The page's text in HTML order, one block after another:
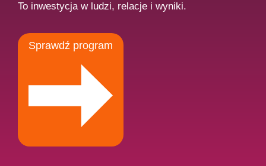
To inwestycja w ludzi, relacje i wyniki.
Sprawdź program